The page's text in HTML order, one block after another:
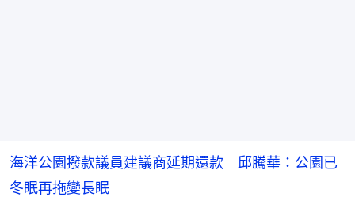
海洋公園撥款議員建議商延期還款 邱騰華：公園已
冬眠再拖變長眠